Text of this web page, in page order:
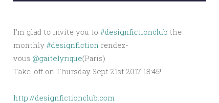
I’m glad to invite you to #designfictionclub the
monthly #designfiction rendez-
vous @gaitelyrique(Paris)
Take-off on Thursday Sept 21st 2017 18:45!
http://designfictionclub.com